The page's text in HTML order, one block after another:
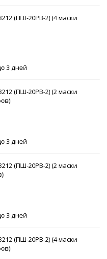
(ПШ-20РВ-2) (4 маски
3 дней
(ПШ-20РВ-2) (2 маски
3 дней
(ПШ-20РВ-2) (2 маски
3 дней
(ПШ-20РВ-2) (4 маски